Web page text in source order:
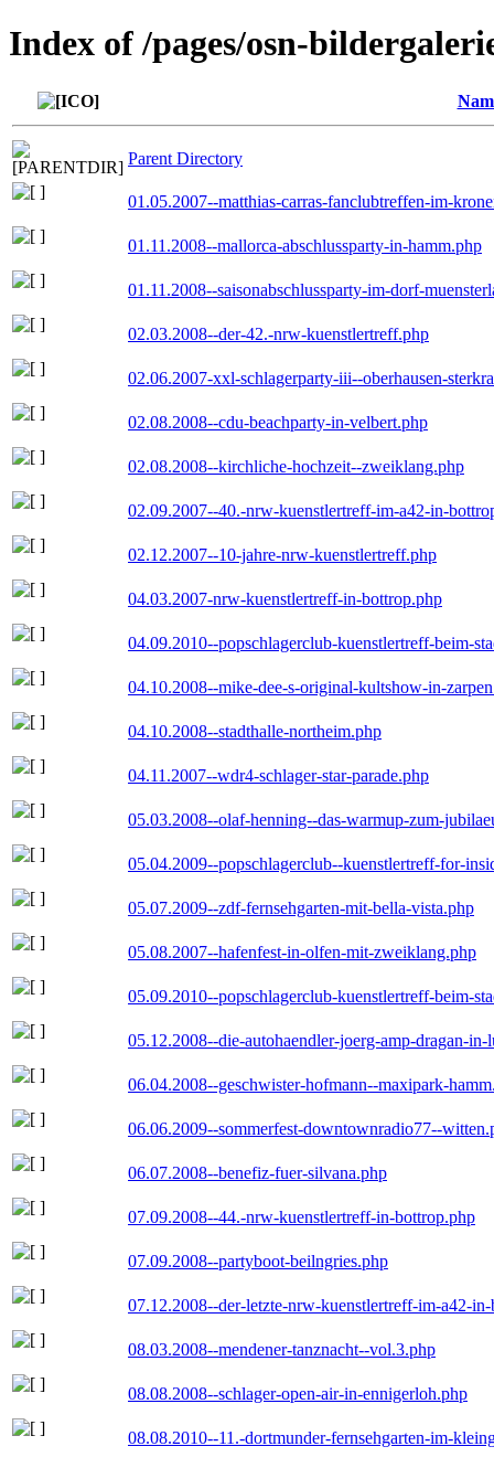
Index of /pages/osn-
Parent Directory
01.05.2007--matthias-carras-fanclubtreffen-im-
01.11.2008--mallorca-abschlussparty-in-hamm.php
01.11.2008--saisonabschlussparty-im-dorf-
02.03.2008--der-42.-nrw-kuenstlertreff.php
02.06.2007-xxl-schlagerparty-iii--oberhausen-
02.08.2008--cdu-beachparty-in-velbert.php
02.08.2008--kirchliche-hochzeit--zweiklang.php
02.09.2007--40.-nrw-kuenstlertreff-im-a42-in-
02.12.2007--10-jahre-nrw-kuenstlertreff.php
04.03.2007-nrw-kuenstlertreff-in-bottrop.php
04.09.2010--popschlagerclub-kuenstlertreff-beim-
04.10.2008--mike-dee-s-original-kultshow-in-
04.10.2008--stadthalle-northeim.php
04.11.2007--wdr4-schlager-star-parade.php
05.03.2008--olaf-henning--das-warmup-zum-
05.04.2009--popschlagerclub--kuenstlertreff-for-
05.07.2009--zdf-fernsehgarten-mit-bella-vista.php
05.08.2007--hafenfest-in-olfen-mit-zweiklang.php
05.09.2010--popschlagerclub-kuenstlertreff-beim-
05.12.2008--die-autohaendler-joerg-amp-dragan-in-
06.04.2008--geschwister-hofmann--maxipark-
06.06.2009--sommerfest-downtownradio77--
06.07.2008--benefiz-fuer-silvana.php
07.09.2008--44.-nrw-kuenstlertreff-in-bottrop.php
07.09.2008--partyboot-beilngries.php
07.12.2008--der-letzte-nrw-kuenstlertreff-im-a42-
08.03.2008--mendener-tanznacht--vol.3.php
08.08.2008--schlager-open-air-in-ennigerloh.php
08.08.2010--11.-dortmunder-fernsehgarten-im-